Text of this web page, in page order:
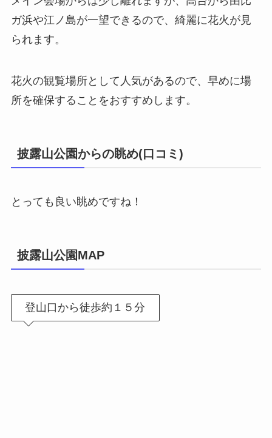
ガ浜や江ノ島が一望できるので、綺麗に花火が見
られます。
花火の観覧場所として人気があるので、早めに場
所を確保することをおすすめします。
披露山公園からの眺め(口コミ)
とっても良い眺めですね！
披露山公園MAP
登山口から徒歩約１５分